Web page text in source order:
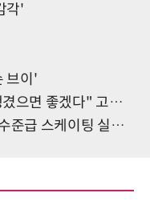
각'
브이'
좋겠다" 고민 토로
스케이팅 실력 공개